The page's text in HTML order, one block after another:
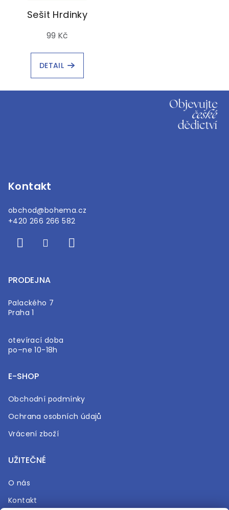
Sešit Hrdinky
99 Kč
DETAIL
Kontakt
obchod@bohema.cz
+420 266 266 582
PRODEJNA
Palackého 7
Praha 1
otevírací doba
po–ne 10-18h
E-SHOP
Obchodní podmínky
Ochrana osobních údajů
Vrácení zboží
UŽITEČNÉ
O nás
Kontakt